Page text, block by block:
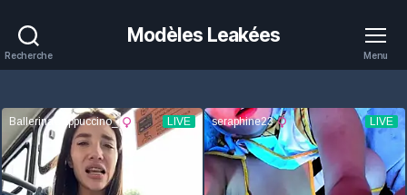
Recherche
Modèles Leakées
Menu